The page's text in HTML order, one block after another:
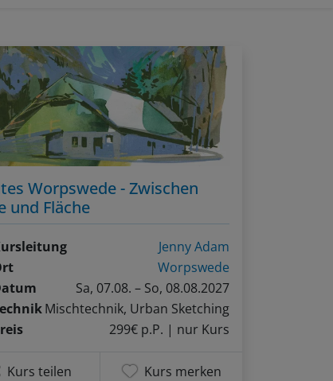
Worpswede - Zwischen
und Fläche
Jenny Adam
Worpswede
Sa, 07.08. – So, 08.08.2027
Mischtechnik, Urban Sketching
299€ p.P. | nur Kurs
Kurs teilen Kurs merken